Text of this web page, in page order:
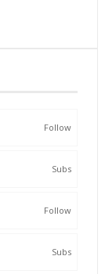
Follow
Subs
Follow
Subs